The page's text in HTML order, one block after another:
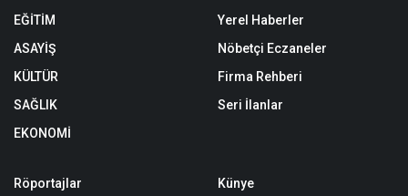
EĞİTİM
ASAYİŞ
KÜLTÜR
SAĞLIK
EKONOMİ
Yerel Haberler
Nöbetçi Eczaneler
Firma Rehberi
Seri İlanlar
Röportajlar Künye